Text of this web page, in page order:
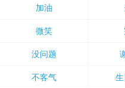
加油
微笑
没问题
不客气